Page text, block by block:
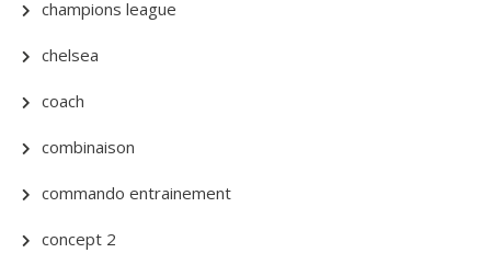
champions league
chelsea
coach
combinaison
commando entrainement
concept 2